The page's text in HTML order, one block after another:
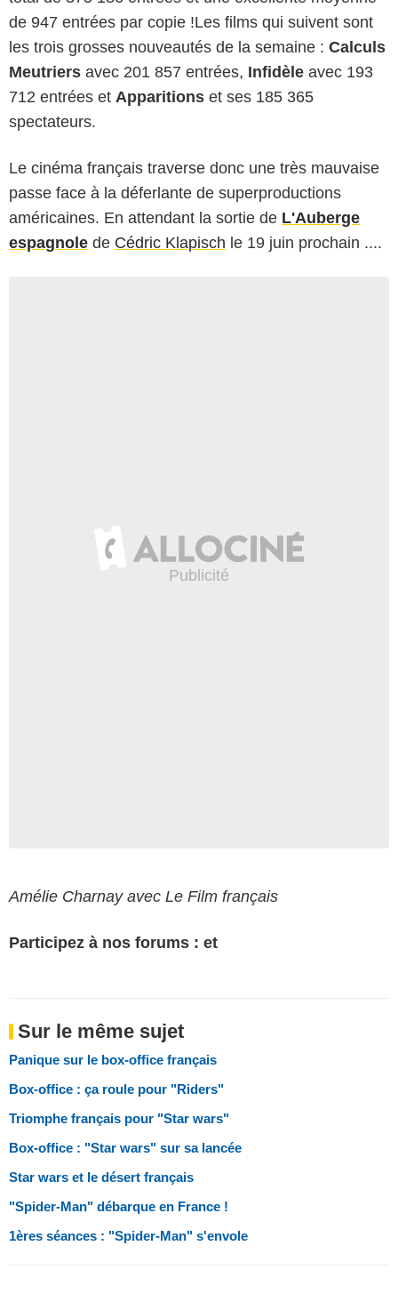
de 947 entrées par copie !Les films qui suivent sont
les trois grosses nouveautés de la semaine : Calculs
Meutriers avec 201 857 entrées, Infidèle avec 193
712 entrées et Apparitions et ses 185 365
spectateurs.
Le cinéma français traverse donc une très mauvaise
passe face à la déferlante de superproductions
américaines. En attendant la sortie de L'Auberge
espagnole de Cédric Klapisch le 19 juin prochain ....
Amélie Charnay avec Le Film français
Participez à nos forums : et
Sur le même sujet
Panique sur le box-office français
Box-office : ça roule pour "Riders"
Triomphe français pour "Star wars"
Box-office : "Star wars" sur sa lancée
Star wars et le désert français
"Spider-Man" débarque en France !
1ères séances : "Spider-Man" s'envole